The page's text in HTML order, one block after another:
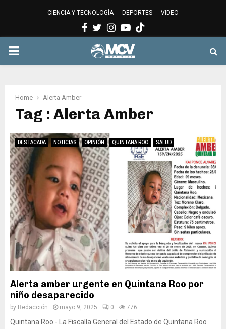
CIENCIA Y TECNOLOGÍA DEPORTES VIDEO
Facebook
Twitter
Instagram
Youtube
PRIMARY
Home Alerta Amber
Tag : Alerta Amber
DESTACADA NOTICIAS OPINIÓN QUINTANA ROO SALUD
Alerta amber urgente en Quintana Roo por
niño desaparecido
by Redacción mayo 9, 2025 0 776
Quintana Roo.- La Fiscalía General del Estado de Quintana Roo